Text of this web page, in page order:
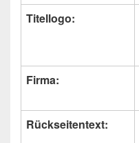
Titellogo:
Firma:
Rückseitentext: